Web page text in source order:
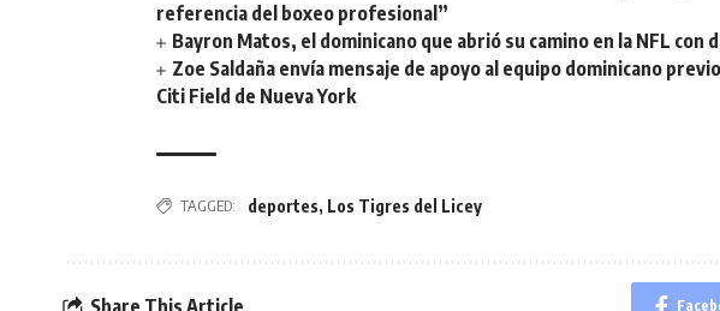
referencia del boxeo profesional”
Bayron Matos, el dominicano que abrió su camino en la NFL con
Zoe Saldaña envía mensaje de apoyo al equipo dominicano
Citi Field de Nueva York
TAGGED: deportes, Los Tigres del Licey
Share This Article